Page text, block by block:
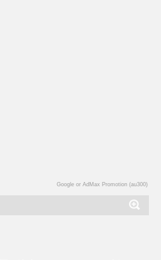
Google or AdMax Promotion (au300)